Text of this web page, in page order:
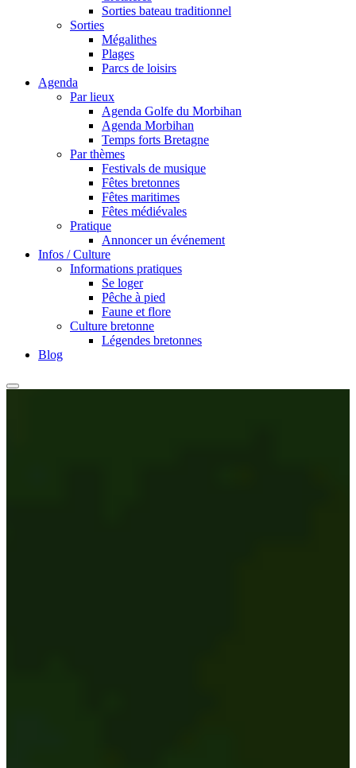
Sorties bateau traditionnel
Sorties
Mégalithes
Plages
Parcs de loisirs
Agenda
Par lieux
Agenda Golfe du Morbihan
Agenda Morbihan
Temps forts Bretagne
Par thèmes
Festivals de musique
Fêtes bretonnes
Fêtes maritimes
Fêtes médiévales
Pratique
Annoncer un événement
Infos / Culture
Informations pratiques
Se loger
Pêche à pied
Faune et flore
Culture bretonne
Légendes bretonnes
Blog